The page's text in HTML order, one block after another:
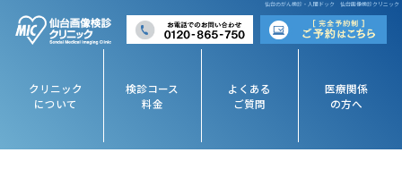
仙台のがん検診・人間ドック 仙台画像検診クリニック
クリニック
について
検診コース
料金
よくある
ご質問
医療関係
の方へ